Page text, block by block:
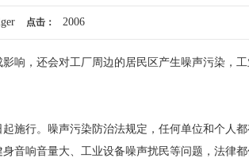
点击： 2006
响，还会对工厂周边的居民区产生噪声污染，
施行。噪声污染防治法规定，任何单位和个人
音响音量大、工业设备噪声扰民等问题，法律